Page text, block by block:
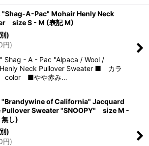
"Shag-A-Pac" Mohair Henly Neck
size S - M (表記 M)
)
円)
Shag - A - Pac "Alpaca / Wool /
Neck Pullover Sweater ■ カラ
■やや赤み…
"Brandywine of California" Jacquard
Pullover Sweater "SNOOPY" size M -
無し)
)
円)